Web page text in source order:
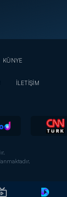
KÜNYE
İLETİŞİM